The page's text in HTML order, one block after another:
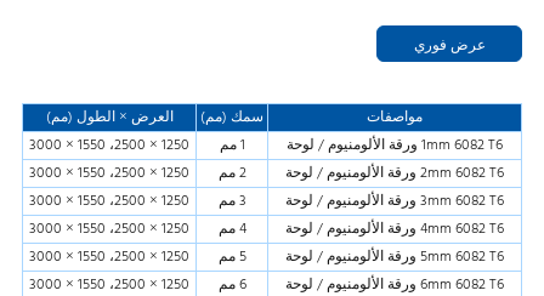
عرض فوري
مواصفات سمك (مم)
العرض × الطول (مم)
1mm 6082 T6 ورقة الألومنيوم / لوحة
1 مم
1250 × 2500، 1550 × 3000
2mm 6082 T6 ورقة الألومنيوم / لوحة
2 مم
1250 × 2500، 1550 × 3000
3mm 6082 T6 ورقة الألومنيوم / لوحة
3 مم
1250 × 2500، 1550 × 3000
4mm 6082 T6 ورقة الألومنيوم / لوحة
4 مم
1250 × 2500، 1550 × 3000
5mm 6082 T6 ورقة الألومنيوم / لوحة
5 مم
1250 × 2500، 1550 × 3000
6mm 6082 T6 ورقة الألومنيوم / لوحة
6 مم
1250 × 2500، 1550 × 3000